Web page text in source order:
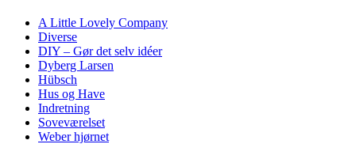
A Little Lovely Company
Diverse
DIY – Gør det selv idéer
Dyberg Larsen
Hübsch
Hus og Have
Indretning
Soveværelset
Weber hjørnet